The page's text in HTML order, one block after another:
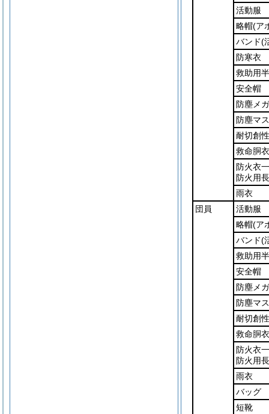
活動服
略帽(ア
バンド(
防寒衣
救助用
安全帽
防塵メ
防塵マ
耐切創
救命胴衣
防火衣
防火用
雨衣
団員
活動服
略帽(ア
バンド(
救助用
安全帽
防塵メ
防塵マ
耐切創
救命胴衣
防火衣
防火用
雨衣
バッグ
短靴